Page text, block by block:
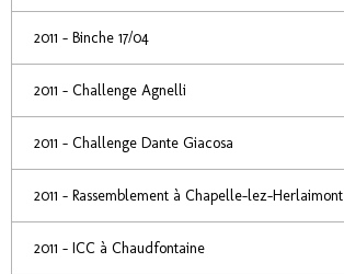
2011 - Binche 17/04
2011 - Challenge Agnelli
2011 - Challenge Dante Giacosa
2011 - Rassemblement à Chapelle-lez-Herlaimont
2011 - ICC à Chaudfontaine